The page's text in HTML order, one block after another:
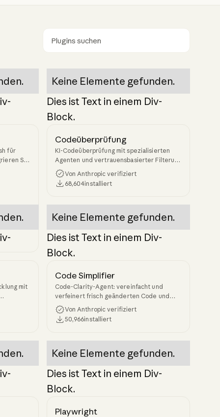
Suchen
für
Sie
Keine Elemente gefunden.
Dies ist Text in einem Div-
Block.
Codeüberprüfung
KI-Codeüberprüfung mit spezialisierten
Agenten und vertrauensbasierter Filterung
für Pull-Requests
Von Anthropic verifiziert
68,604installiert
mit
Keine Elemente gefunden.
Dies ist Text in einem Div-
Block.
Code Simplifier
Code-Clarity-Agent: vereinfacht und
verfeinert frisch geänderten Code und
erhält zugleich die Funktionalität und
Konsistenz.
Von Anthropic verifiziert
50,966installiert
Keine Elemente gefunden.
Dies ist Text in einem Div-
Block.
Playwright